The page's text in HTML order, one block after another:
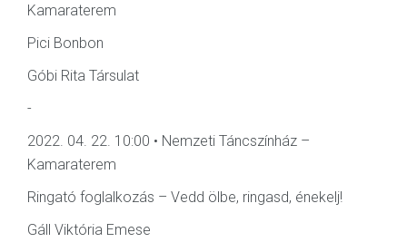
Kamaraterem
Pici Bonbon
Góbi Rita Társulat
-
2022. 04. 22. 10:00 • Nemzeti Táncszínház –
Kamaraterem
Ringató foglalkozás – Vedd ölbe, ringasd, énekelj!
Gáll Viktória Emese